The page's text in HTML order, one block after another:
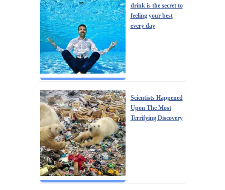
drink is the secret to
feeling your best
every day
Scientists Happened
Upon The Most
Terrifying Discovery